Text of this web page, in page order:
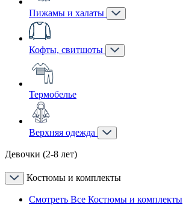
Пижамы и халаты
Кофты, свитшоты
Термобелье
Верхняя одежда
Девочки (2-8 лет)
Костюмы и комплекты
Смотреть Все Костюмы и комплекты